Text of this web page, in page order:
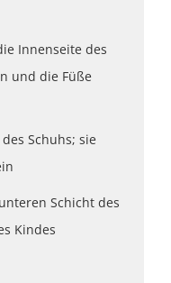
Innenseite des
und die Füße
Schuhs; sie
Schicht des
Kindes